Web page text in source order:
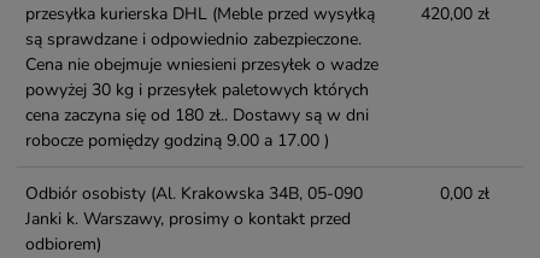
przesyłka kurierska DHL (Meble przed wysyłką
są sprawdzane i odpowiednio zabezpieczone.
Cena nie obejmuje wniesieni przesyłek o wadze
powyżej 30 kg i przesyłek paletowych których
cena zaczyna się od 180 zł.. Dostawy są w dni
robocze pomiędzy godziną 9.00 a 17.00 )
420,00 zł
Odbiór osobisty (Al. Krakowska 34B, 05-090
Janki k. Warszawy, prosimy o kontakt przed
odbiorem)
0,00 zł